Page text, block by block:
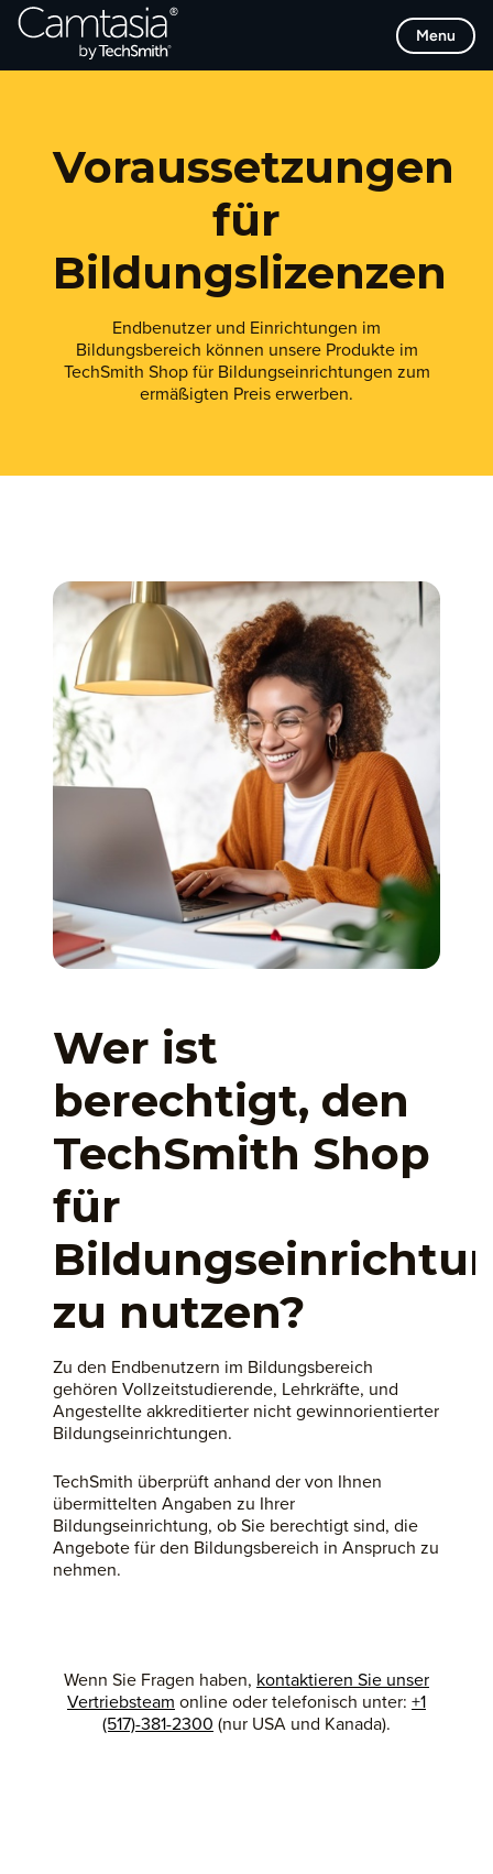
Direkt
zum
Menu
Voraussetzungen
für
Bildungslizenzen
Endbenutzer und Einrichtungen im
Bildungsbereich können unsere Produkte im
TechSmith Shop für Bildungseinrichtungen zum
ermäßigten Preis erwerben.
Wer ist
berechtigt, den
TechSmith Shop
für
zu nutzen?
Zu den Endbenutzern im Bildungsbereich
gehören Vollzeitstudierende, Lehrkräfte, und
Angestellte akkreditierter nicht gewinnorientierter
Bildungseinrichtungen.
TechSmith überprüft anhand der von Ihnen
übermittelten Angaben zu Ihrer
Bildungseinrichtung, ob Sie berechtigt sind, die
Angebote für den Bildungsbereich in Anspruch zu
nehmen.
Wenn Sie Fragen haben, kontaktieren Sie unser
Vertriebsteam online oder telefonisch unter: +1
(517)-381-2300 (nur USA und Kanada).